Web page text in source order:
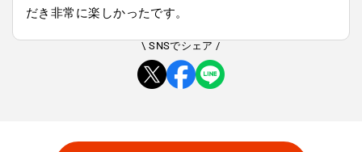
だき非常に楽しかったです。
\ SNSでシェア /